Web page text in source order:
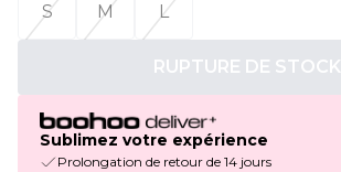
S M L
RUPTURE DE STOCK
Sublimez votre expérience
Prolongation de retour de 14 jours